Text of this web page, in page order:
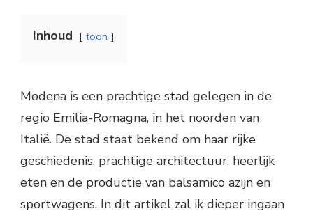
Inhoud toon
Modena is een prachtige stad gelegen in de
regio Emilia-Romagna, in het noorden van
Italië. De stad staat bekend om haar rijke
geschiedenis, prachtige architectuur, heerlijk
eten en de productie van balsamico azijn en
sportwagens. In dit artikel zal ik dieper ingaan